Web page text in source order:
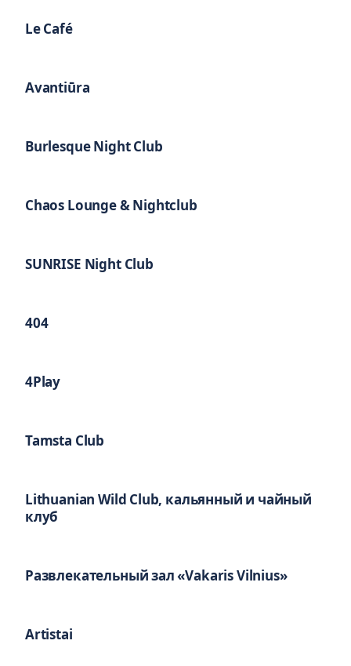
Le Café
Avantiūra
Burlesque Night Club
Chaos Lounge & Nightclub
SUNRISE Night Club
404
4Play
Tamsta Club
Lithuanian Wild Club, кальянный и чайный
клуб
Развлекательный зал «Vakaris Vilnius»
Artistai